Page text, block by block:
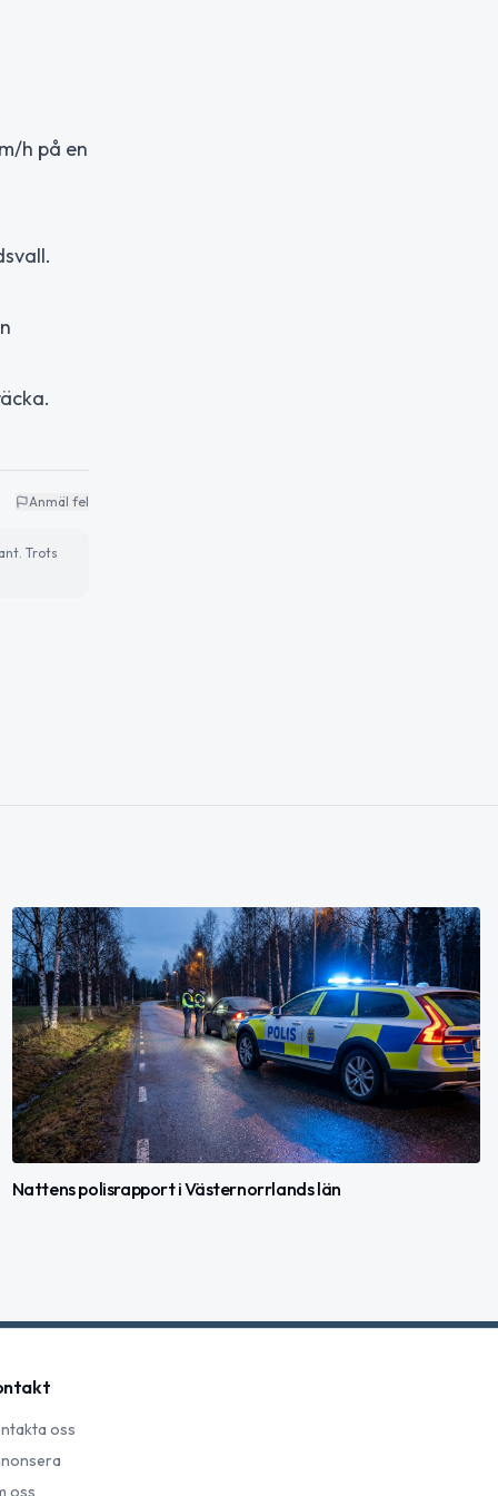
h på en
Anmäl fel
Trots
Nattens polisrapport i Västernorrlands län
oss
oss